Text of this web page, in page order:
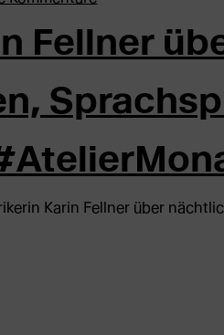
Fellner
Karin Fellner über